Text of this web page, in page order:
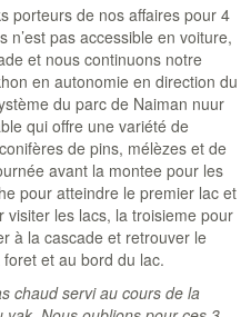
porteurs de nos affaires pour 4
pas accessible en voiture,
et nous continuons notre
en autonomie en direction du
du parc de Naiman nuur
qui offre une variété de
de pins, mélèzes et de
avant la montee pour les
pour atteindre le premier lac et
les lacs, la troisieme pour
à la cascade et retrouver le
et au bord du lac.
chaud servi au cours de la